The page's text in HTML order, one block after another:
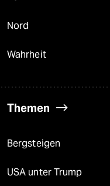
Nord
Wahrheit
Themen
Bergsteigen
USA unter Trump